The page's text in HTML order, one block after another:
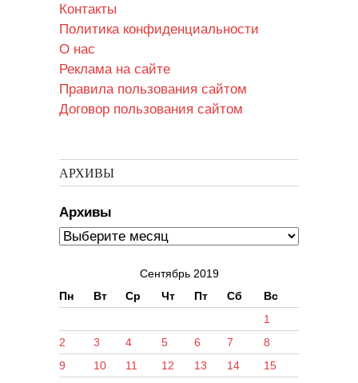
Контакты
Политика конфиденциальности
О нас
Реклама на сайте
Правила пользования сайтом
Договор пользования сайтом
АРХИВЫ
Архивы
Сентябрь 2019
Пн
Вт Ср Чт Пт Сб Вс
1
2
3 4 5 6 7
8
9
10 11 12 13 14
15